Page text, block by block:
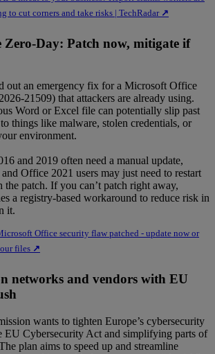
to cut corners and take risks | TechRadar ↗
Zero-Day: Patch now, mitigate if
out an emergency fix for a Microsoft Office
21509) that attackers are already using.
Word or Excel file can potentially slip past
things like malware, stolen credentials, or
environment.
and 2019 often need a manual update,
Office 2021 users may just need to restart
patch. If you can’t patch right away,
a registry-based workaround to reduce risk in
it.
Office security flaw patched - update now or
files ↗
networks and vendors with EU
wants to tighten Europe’s cybersecurity
EU Cybersecurity Act and simplifying parts of
plan aims to speed up and streamline